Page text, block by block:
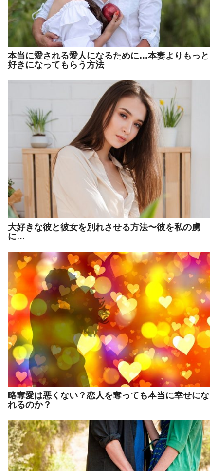
本当に愛される愛人になるために…本妻よりもっと
好きになってもらう方法
大好きな彼と彼女を別れさせる方法〜彼を私の虜
に…
略奪愛は悪くない？恋人を奪っても本当に幸せにな
れるのか？